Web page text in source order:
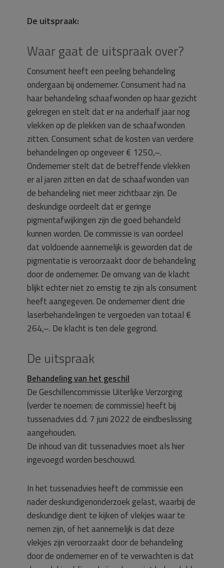
De uitspraak:
Waar gaat de uitspraak over?
Consument heeft een peeling behandeling
ondergaan bij ondernemer. Consument had na
haar behandeling schaafwonden op haar gezicht
gekregen en stelt dat er na anderhalf jaar nog
vlekken op de plekken van de schaafwonden
zitten. Consument schat de kosten van verdere
behandelingen op ongeveer € 1250,–.
Ondernemer stelt dat de betreffende vlekken
er al jaren zitten en dat de schaafwonden van
de behandeling niet meer zichtbaar zijn. De
deskundige oordeelt dat er geringe
pigmentafwijkingen zijn die goed behandeld
kunnen worden. De commissie is van oordeel
dat voldoende aannemelijk is geworden dat de
pigmentatie is veroorzaakt door de behandeling
door de ondernemer. De omvang van de klacht
blijkt echter niet zo ernstig te zijn als consument
heeft aangegeven. De ondernemer dient drie
laserbehandelingen te vergoeden van totaal €
264,–. De klacht is ten dele gegrond.
De uitspraak
Behandeling van het geschil
De Geschillencommissie Uiterlijke Verzorging
(verder te noemen: de commissie) heeft bij
tussenadvies d.d. 7 juni 2022 de eindbeslissing
aangehouden.
De inhoud van dit tussenadvies moet als hier
ingevoegd worden beschouwd.
In het tussenadvies heeft de commissie een
nader deskundigenonderzoek gelast, waarbij de
deskundige dient te kijken of vlekjes waar te
nemen zijn, of het aannemelijk is dat deze
vlekjes zijn veroorzaakt door de behandeling
door de ondernemer en of te verwachten is dat